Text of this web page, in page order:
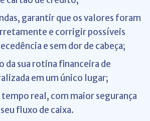
garantir que os valores foram
e corrigir possíveis
e sem dor de cabeça;
da sua rotina financeira de
em um único lugar;
real, com maior segurança
fluxo de caixa.